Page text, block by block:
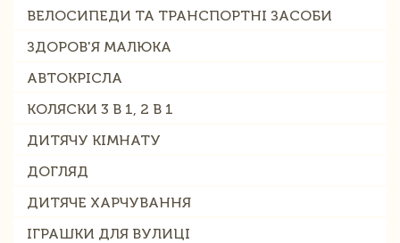
ВЕЛОСИПЕДИ ТА ТРАНСПОРТНІ ЗАСОБИ
ЗДОРОВ'Я МАЛЮКА
АВТОКРІСЛА
КОЛЯСКИ 3 В 1, 2 В 1
ДИТЯЧУ КІМНАТУ
ДОГЛЯД
ДИТЯЧЕ ХАРЧУВАННЯ
ІГРАШКИ ДЛЯ ВУЛИЦІ